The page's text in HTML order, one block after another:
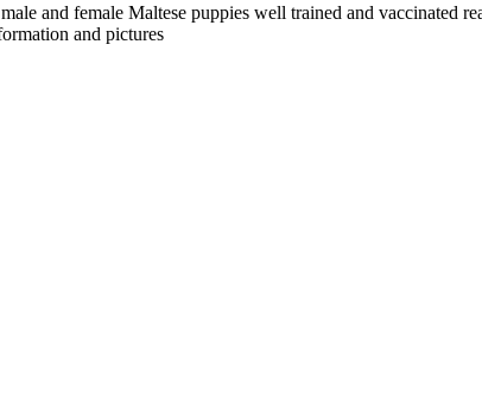
and female Maltese puppies well trained and vaccinated
and pictures